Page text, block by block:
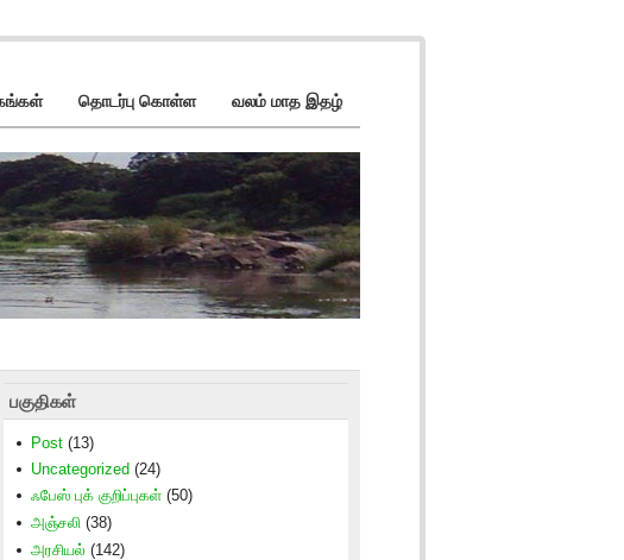
தொடர்பு கொள்ள வலம் மாத இதழ்
பகுதிகள்
Post (13)
Uncategorized (24)
ஃபேஸ் புக் குறிப்புகள் (50)
அஞ்சலி (38)
அரசியல் (142)